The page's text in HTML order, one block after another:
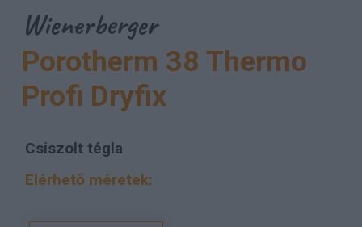
Wienerberger
Porotherm 38 Thermo
Profi Dryfix
Csiszolt tégla
Elérhető méretek: